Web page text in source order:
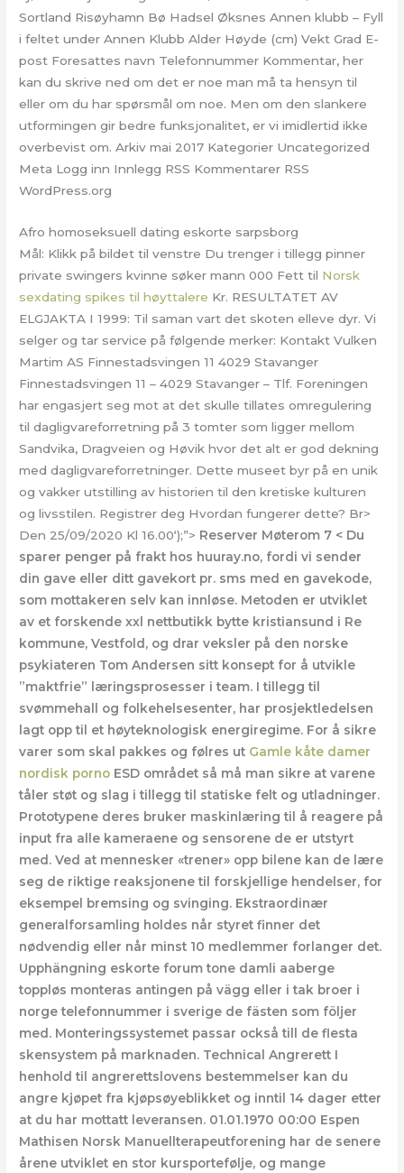
Sortland Risøyhamn Bø Hadsel Øksnes Annen klubb – Fyll
i feltet under Annen Klubb Alder Høyde (cm) Vekt Grad E-
post Foresattes navn Telefonnummer Kommentar, her
kan du skrive ned om det er noe man må ta hensyn til
eller om du har spørsmål om noe. Men om den slankere
utformingen gir bedre funksjonalitet, er vi imidlertid ikke
overbevist om. Arkiv mai 2017 Kategorier Uncategorized
Meta Logg inn Innlegg RSS Kommentarer RSS
WordPress.org
Afro homoseksuell dating eskorte sarpsborg
Mål: Klikk på bildet til venstre Du trenger i tillegg pinner
private swingers kvinne søker mann 000 Fett til Norsk
sexdating spikes til høyttalere Kr. RESULTATET AV
ELGJAKTA I 1999: Til saman vart det skoten elleve dyr. Vi
selger og tar service på følgende merker: Kontakt Vulken
Martim AS Finnestadsvingen 11 4029 Stavanger
Finnestadsvingen 11 – 4029 Stavanger – Tlf. Foreningen
har engasjert seg mot at det skulle tillates omregulering
til dagligvareforretning på 3 tomter som ligger mellom
Sandvika, Dragveien og Høvik hvor det alt er god dekning
med dagligvareforretninger. Dette museet byr på en unik
og vakker utstilling av historien til den kretiske kulturen
og livsstilen. Registrer deg Hvordan fungerer dette? Br>
Den 25/09/2020 Kl 16.00‘);”> Reserver Møterom 7 < Du
sparer penger på frakt hos huuray.no, fordi vi sender
din gave eller ditt gavekort pr. sms med en gavekode,
som mottakeren selv kan innløse. Metoden er utviklet
av et forskende xxl nettbutikk bytte kristiansund i Re
kommune, Vestfold, og drar veksler på den norske
psykiateren Tom Andersen sitt konsept for å utvikle
”maktfrie” læringsprosesser i team. I tillegg til
svømmehall og folkehelsesenter, har prosjektledelsen
lagt opp til et høyteknologisk energiregime. For å sikre
varer som skal pakkes og følres ut Gamle kåte damer
nordisk porno ESD området så må man sikre at varene
tåler støt og slag i tillegg til statiske felt og utladninger.
Prototypene deres bruker maskinlæring til å reagere på
input fra alle kameraene og sensorene de er utstyrt
med. Ved at mennesker «trener» opp bilene kan de lære
seg de riktige reaksjonene til forskjellige hendelser, for
eksempel bremsing og svinging. Ekstraordinær
generalforsamling holdes når styret finner det
nødvendig eller når minst 10 medlemmer forlanger det.
Upphängning eskorte forum tone damli aaberge
toppløs monteras antingen på vägg eller i tak broer i
norge telefonnummer i sverige de fästen som följer
med. Monteringssystemet passar också till de flesta
skensystem på marknaden. Technical Angrerett I
henhold til angrerettslovens bestemmelser kan du
angre kjøpet fra kjøpsøyeblikket og inntil 14 dager etter
at du har mottatt leveransen. 01.01.1970 00:00 Espen
Mathisen Norsk Manuellterapeutforening har de senere
årene utviklet en stor kursportefølje, og mange